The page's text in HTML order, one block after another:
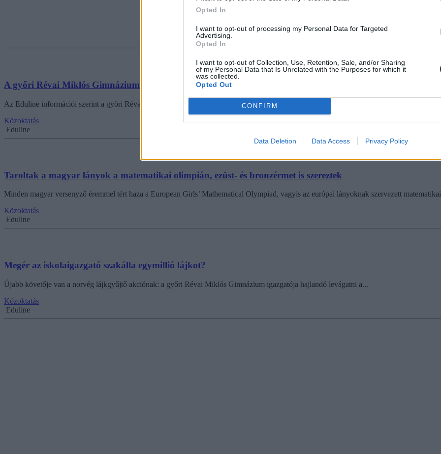
Opted In
I want to opt-out of processing my Personal Data for Targeted
Advertising.
Opted In
I want to opt-out of Collection, Use, Retention, Sale, and/or Sharing
of my Personal Data that Is Unrelated with the Purposes for which it
was collected.
Opted Out
CONFIRM
Data Deletion Data Access Privacy Policy
A győri Révai Miklós Gimnáziumot is elérte a tiltakozáshullám, sokan ott sem vették fel a munkát
Az Eduline információi szerint a győri Révai Miklós Gimnázium tanárai is polgári engedetlenségi akcióba kezdtek.
Közoktatás
Eduline
Taroltak a magyar lányok a matematikai olimpián, ezüst- és bronzérmet is szereztek
Minden magyar versenyző éremmel tért haza a European Girls’ Mathematical Olympiad, vagyis az európai lányoknak szervezett
Közoktatás
Eduline
Megér az iskolaigazgató szakálla egymillió lájkot?
Újabb követője van a norvég lájkgyűjtő akciónak: a győri Révai Miklós Gimnázium igazgatója hajlandó levágatni a...
Közoktatás
Eduline